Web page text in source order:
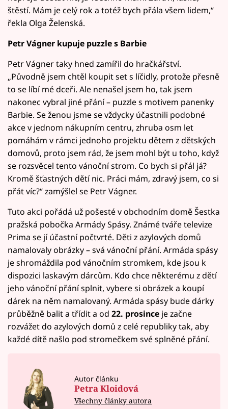
štěstí. Mám je celý rok a totéž bych přála všem lidem,“
řekla Olga Želenská.
Petr Vágner kupuje puzzle s Barbie
Petr Vágner taky hned zamířil do hračkářství.
„Původně jsem chtěl koupit set s líčidly, protože přesně
to se líbí mé dceři. Ale nenašel jsem ho, tak jsem
nakonec vybral jiné přání – puzzle s motivem panenky
Barbie. Se ženou jsme se vždycky účastnili podobné
akce v jednom nákupním centru, zhruba osm let
pomáhám v rámci jednoho projektu dětem z dětských
domovů, proto jsem rád, že jsem mohl být u toho, když
se rozsvěcel tento vánoční strom. Co bych si přál já?
Kromě šťastných dětí nic. Práci mám, zdravý jsem, co si
přát víc?“ zamýšlel se Petr Vágner.
Tuto akci pořádá už pošesté v obchodním domě Šestka
pražská pobočka Armády Spásy. Známé tváře televize
Prima se jí účastní počtvrté. Děti z azylových domů
namalovaly obrázky – svá vánoční přání. Armáda spásy
je shromáždila pod vánočním stromkem, kde jsou k
dispozici laskavým dárcům. Kdo chce některému z dětí
jeho vánoční přání splnit, vybere si obrázek a koupí
dárek na něm namalovaný. Armáda spásy bude dárky
průběžně balit a třídit a od 22. prosince je začne
rozvážet do azylových domů z celé republiky tak, aby
každé dítě našlo pod stromečkem své splněné přání.
Autor článku
Petra Kloidová
Všechny články autora